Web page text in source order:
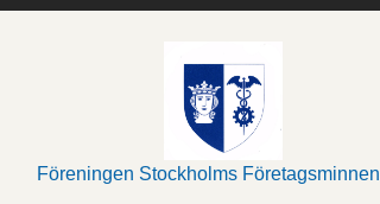
Föreningen Stockholms Företagsminnen